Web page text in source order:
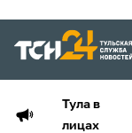
Тула в
лицах